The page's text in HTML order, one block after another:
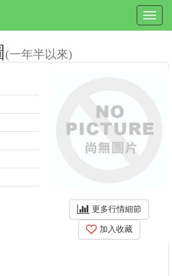
(一年半以來)
更多行情細節
加入收藏